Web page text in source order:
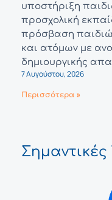
υποστήριξη
προσχολική
πρόσβαση
και ατόμων με
δημιουργικής
7 Αυγούστου, 2026
Περισσότερα »